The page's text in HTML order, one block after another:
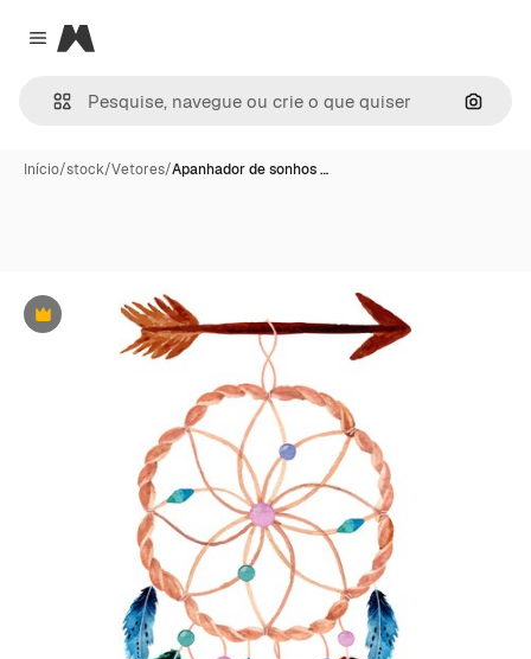
Close menu
Magnific
Início/stock/Vetores/Apanhador de sonhos …
Premium